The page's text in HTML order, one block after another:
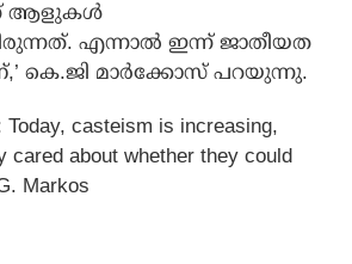
ആളുകള്‍
എന്നാല്‍ ഇന്ന് ജാതീയത
കെ.ജി മാര്‍ക്കോസ് പറയുന്നു.
Today, casteism is increasing,
cared about whether they could
Markos